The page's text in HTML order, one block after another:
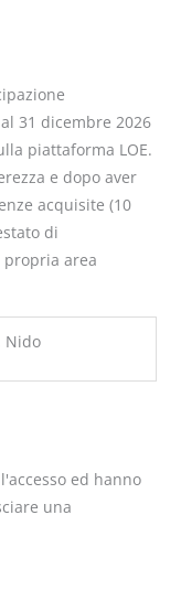
31 dicembre 2026
piattaforma LOE.
e dopo aver
acquisite (10
di
propria area
Nido
ed hanno
una